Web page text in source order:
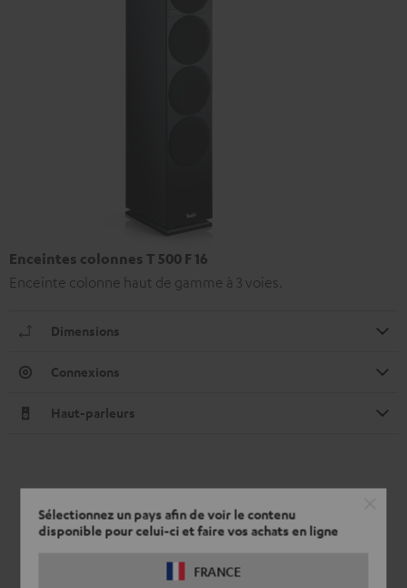
Sélectionnez un pays afin de voir le contenu
disponible pour celui-ci et faire vos achats en ligne
FRANCE
Enceintes colonnes T 500 F 16
Enceinte colonne haut de gamme à 3 voies.
Dimensions
Connexions
Haut-parleurs